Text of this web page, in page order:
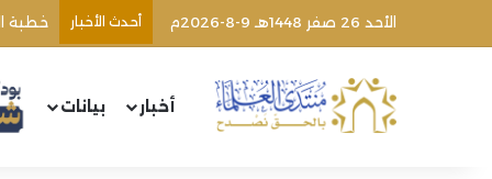
الأحد 26 صفر 1448هـ 9-8-2026م أحدث الأخبار خطبة
أخبار بيانات